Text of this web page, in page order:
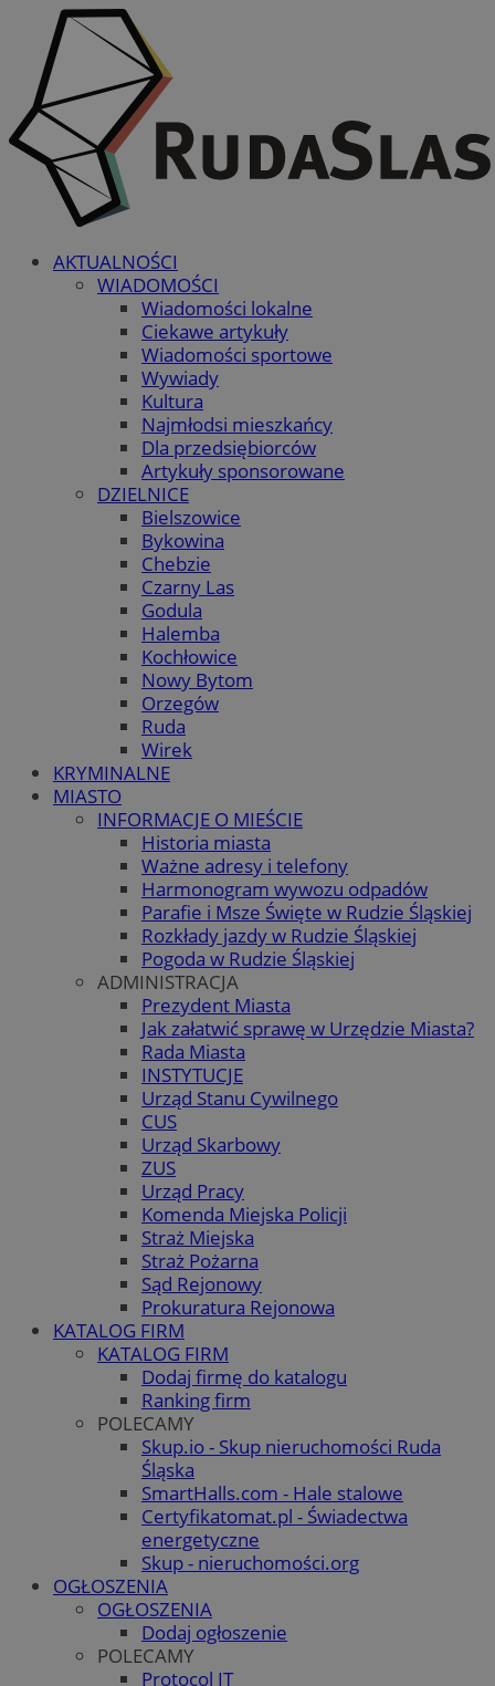
AKTUALNOŚCI
WIADOMOŚCI
Wiadomości lokalne
Ciekawe artykuły
Wiadomości sportowe
Wywiady
Kultura
Najmłodsi mieszkańcy
Dla przedsiębiorców
Artykuły sponsorowane
DZIELNICE
Bielszowice
Bykowina
Chebzie
Czarny Las
Godula
Halemba
Kochłowice
Nowy Bytom
Orzegów
Ruda
Wirek
KRYMINALNE
MIASTO
INFORMACJE O MIEŚCIE
Historia miasta
Ważne adresy i telefony
Harmonogram wywozu odpadów
Parafie i Msze Święte w Rudzie Śląskiej
Rozkłady jazdy w Rudzie Śląskiej
Pogoda w Rudzie Śląskiej
ADMINISTRACJA
Prezydent Miasta
Jak załatwić sprawę w Urzędzie Miasta?
Rada Miasta
INSTYTUCJE
Urząd Stanu Cywilnego
CUS
Urząd Skarbowy
ZUS
Urząd Pracy
Komenda Miejska Policji
Straż Miejska
Straż Pożarna
Sąd Rejonowy
Prokuratura Rejonowa
KATALOG FIRM
KATALOG FIRM
Dodaj firmę do katalogu
Ranking firm
POLECAMY
Skup.io - Skup nieruchomości Ruda
Śląska
SmartHalls.com - Hale stalowe
Certyfikatomat.pl - Świadectwa
energetyczne
Skup - nieruchomości.org
OGŁOSZENIA
OGŁOSZENIA
Dodaj ogłoszenie
POLECAMY
Protocol IT